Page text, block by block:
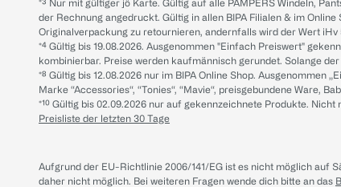
*³ Nur mit gültiger jö Karte. Gültig auf alle PAMPERS Windeln,
der Rechnung angedruckt. Gültig in allen BIPA Filialen & im
Originalverpackung zu retournieren, andernfalls wird der Wert iHv
*⁴ Gültig bis 19.08.2026. Ausgenommen "Einfach Preiswert"
kombinierbar. Preise werden kaufmännisch gerundet. Solange
*⁸ Gültig bis 12.08.2026 nur im BIPA Online Shop.
Marke “Accessories“, “Tonies“, “Mavie“, preisgebundene
*¹⁰ Gültig bis 02.09.2026 nur auf gekennzeichnete Produkte.
Preisliste der letzten 30 Tage
Aufgrund der EU-Richtlinie 2006/141/EG ist es nicht möglich auf
daher nicht möglich. Bei weiteren Fragen wende dich bitte an das